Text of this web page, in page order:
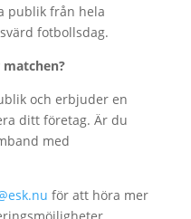
publik från hela
fotbollsdag.
och erbjuder en
ditt företag. Är du
med
för att höra mer